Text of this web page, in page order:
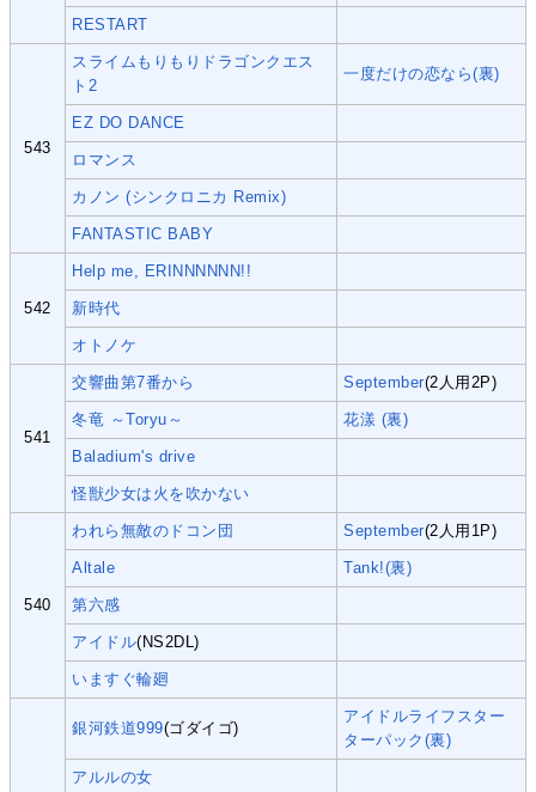
RESTART
543
スライムもりもりドラゴンクエス
ト2
一度だけの恋なら(裏)
EZ DO DANCE
ロマンス
カノン (シンクロニカ Remix)
FANTASTIC BABY
542
Help me, ERINNNNNN!!
新時代
オトノケ
541
交響曲第7番から September(2人用2P)
冬竜 ～Toryu～ 花漾 (裏)
Baladium's drive
怪獣少女は火を吹かない
540
われら無敵のドコン団 September(2人用1P)
Altale Tank!(裏)
第六感
アイドル(NS2DL)
いますぐ輪廻
銀河鉄道999(ゴダイゴ)
アイドルライフスター
ターパック(裏)
アルルの女